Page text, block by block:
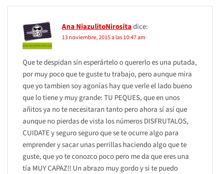
Ana NiazulitoNirositadice:
13 noviembre, 2015 a las 10:47 am
Que te despidan sin esperártelo o quererlo es una putada,
por muy poco que te guste tu trabajo, pero aunque mira
que yo tambien soy agonías hay que verle el lado bueno
que lo tiene y muy grande: TU PEQUES, que en unos
añitos ya no te necesitaran tanto pero ahora sí así que
aunque no pierdas de vista los números DISFRUTALOS,
CUIDATE y seguro seguro que se te ocurre algo para
emprender y sacar unas perrillas haciendo algo que te
guste, que yo te conozco poco pero me da que eres una
tía MUY CAPAZ!! Un abrazo muy gordo y si te puedo